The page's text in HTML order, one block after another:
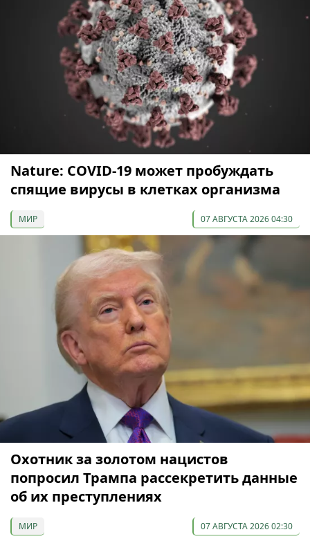
Nature: COVID-19 может пробуждать
спящие вирусы в клетках организма
МИР 07 АВГУСТА 2026 04:30
Охотник за золотом нацистов
попросил Трампа рассекретить данные
об их преступлениях
МИР 07 АВГУСТА 2026 02:30